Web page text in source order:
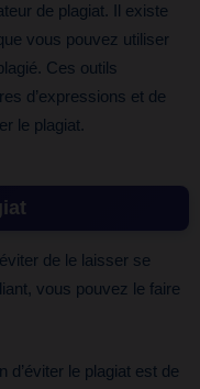
de plagiat. Il existe
vous pouvez utiliser
Ces outils
d’expressions et de
le plagiat.
de le laisser se
vous pouvez le faire
le plagiat est de